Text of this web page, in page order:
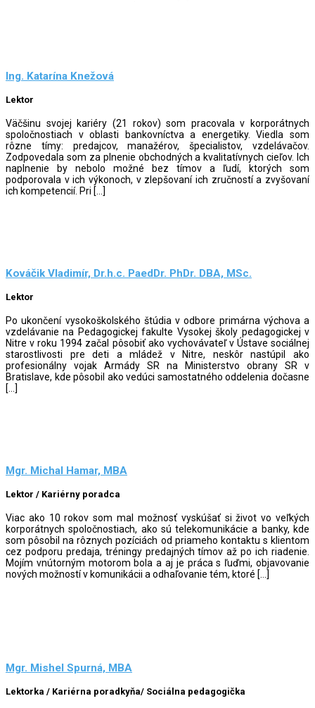
Ing. Katarína Knežová
Lektor
Väčšinu svojej kariéry (21 rokov) som pracovala v korporátnych
spoločnostiach v oblasti bankovníctva a energetiky. Viedla som
rôzne tímy: predajcov, manažérov, špecialistov, vzdelávačov.
Zodpovedala som za plnenie obchodných a kvalitatívnych cieľov. Ich
naplnenie by nebolo možné bez tímov a ľudí, ktorých som
podporovala v ich výkonoch, v zlepšovaní ich zručností a zvyšovaní
ich kompetencií. Pri […]
Kováčik Vladimír, Dr.h.c. PaedDr. PhDr. DBA, MSc.
Lektor
Po ukončení vysokoškolského štúdia v odbore primárna výchova a
vzdelávanie na Pedagogickej fakulte Vysokej školy pedagogickej v
Nitre v roku 1994 začal pôsobiť ako vychovávateľ v Ústave sociálnej
starostlivosti pre deti a mládež v Nitre, neskôr nastúpil ako
profesionálny vojak Armády SR na Ministerstvo obrany SR v
Bratislave, kde pôsobil ako vedúci samostatného oddelenia dočasne
[…]
Mgr. Michal Hamar, MBA
Lektor / Kariérny poradca
Viac ako 10 rokov som mal možnosť vyskúšať si život vo veľkých
korporátnych spoločnostiach, ako sú telekomunikácie a banky, kde
som pôsobil na rôznych pozíciách od priameho kontaktu s klientom
cez podporu predaja, tréningy predajných tímov až po ich riadenie.
Mojím vnútorným motorom bola a aj je práca s ľuďmi, objavovanie
nových možností v komunikácii a odhaľovanie tém, ktoré […]
Mgr. Mishel Spurná, MBA
Lektorka / Kariérna poradkyňa/ Sociálna pedagogička